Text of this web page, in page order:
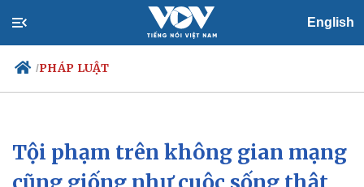
English
/PHÁP LUẬT
Chính trị
Đảng
Xã hội
Tin 24h
Tội phạm trên không gian mạng